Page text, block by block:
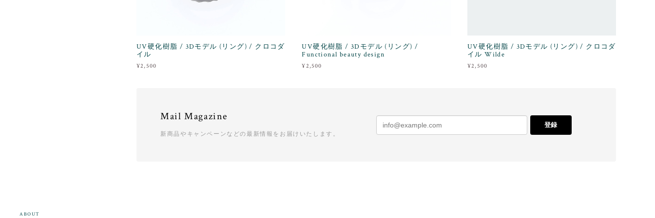
ABOUT
UV硬化樹脂 / 3Dモデル (リング) / クロコダ
イル
¥2,500
UV硬化樹脂 / 3Dモデル (リング) /
Functional beauty design
¥2,500
UV硬化樹脂 / 3Dモデル (リング) / クロコダ
イル Wilde
¥2,500
Mail Magazine
新商品やキャンペーンなどの最新情報をお届けいたします。
登録